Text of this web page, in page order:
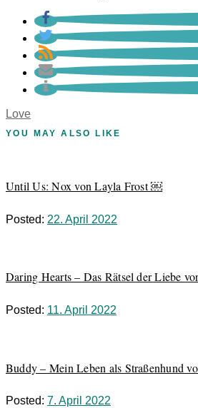
Love
YOU MAY ALSO LIKE
Until Us: Nox von Layla Frost ￼
Posted: 22. April 2022
Daring Hearts – Das Rätsel der Liebe
Posted: 11. April 2022
Buddy – Mein Leben als Straßenhund
Posted: 7. April 2022